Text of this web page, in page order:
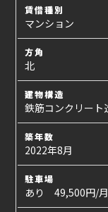
賃借種別
マンション
方角
北
建物構造
鉄筋コンクリート
築年数
2022年8月
駐車場
あり 49,500円/月